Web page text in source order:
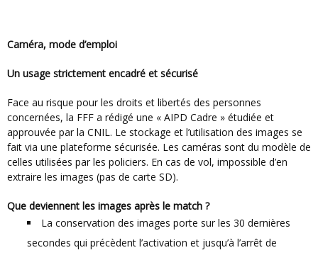
Caméra, mode d’emploi
Un usage strictement encadré et sécurisé
Face au risque pour les droits et libertés des personnes
concernées, la FFF a rédigé une « AIPD Cadre » étudiée et
approuvée par la CNIL. Le stockage et l’utilisation des images se
fait via une plateforme sécurisée. Les caméras sont du modèle de
celles utilisées par les policiers. En cas de vol, impossible d’en
extraire les images (pas de carte SD).
Que deviennent les images après le match ?
La conservation des images porte sur les 30 dernières
secondes qui précèdent l’activation et jusqu’à l’arrêt de